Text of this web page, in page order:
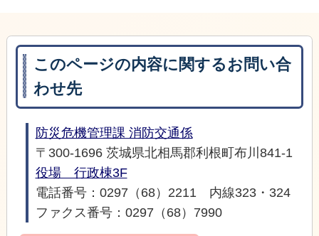
このページの内容に関するお問い合
わせ先
防災危機管理課 消防交通係
〒300-1696 茨城県北相馬郡利根町布川841-1
役場 行政棟3F
電話番号：0297（68）2211 内線323・324
ファクス番号：0297（68）7990